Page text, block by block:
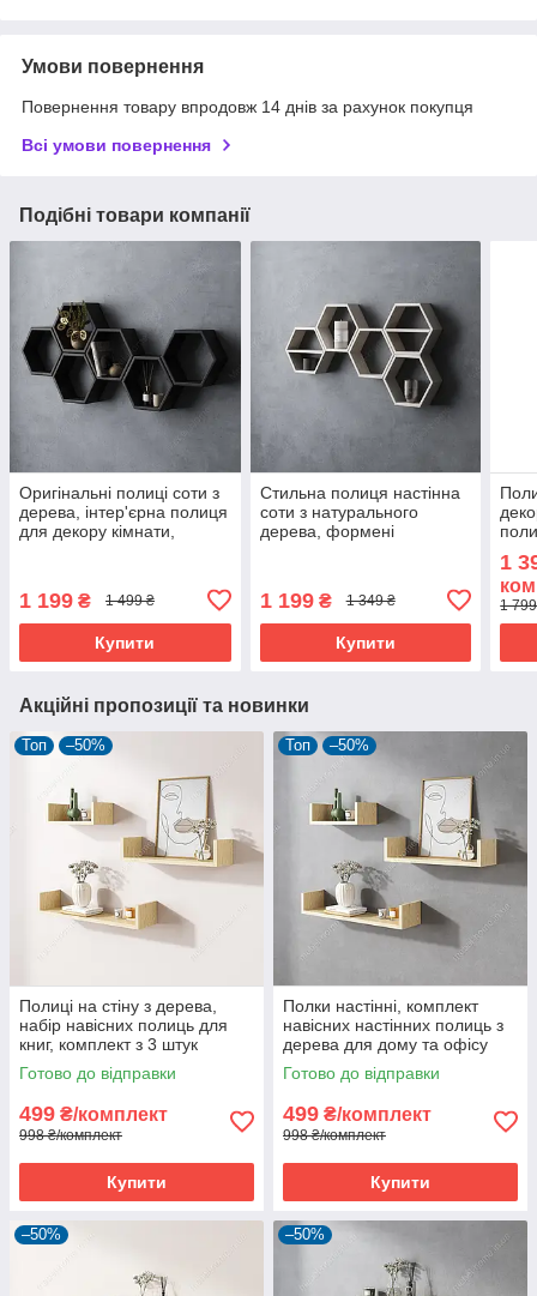
Умови повернення
Повернення товару впродовж 14 днів за рахунок покупця
Всі умови повернення
Подібні товари компанії
Оригінальні полиці соти з
дерева, інтер'єрна полиця
для декору кімнати,
1 199 ₴ 1 499 ₴
Купити
Стильна полиця настінна
соти з натурального
дерева, формені
1 199₴ 1 349 ₴
Купити
1
1
Акційні пропозиції та новинки
Топ –50%
Полиці на стіну з дерева,
набір навісних полиць для
книг, комплект з 3 штук
Готово до відправки
499 ₴/комплект
998 ₴/комплект
Купити
Топ –50%
Полки настінні, комплект
навісних настінних полиць з
дерева для дому та офісу
Готово до відправки
499 ₴/комплект
998 ₴/комплект
Купити
–50% –50%